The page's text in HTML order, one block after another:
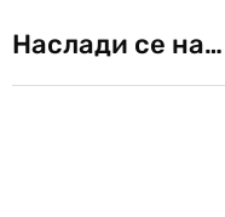
Наслади се на…